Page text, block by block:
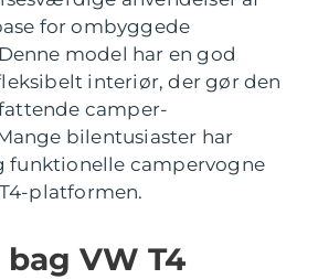
for ombyggede
model har en god
interiør, der gør den
camper-
bilentusiaster har
funktionelle campervogne
platformen.
VW T4